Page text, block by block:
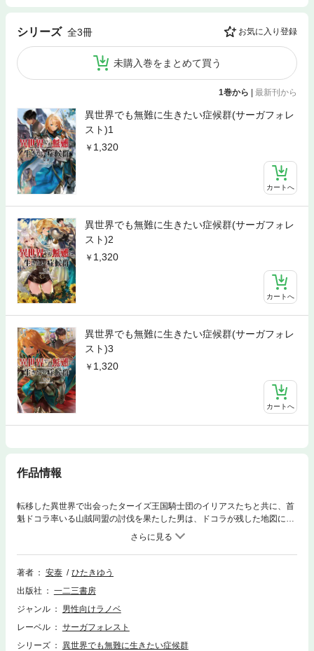
シリーズ 全3冊 お気に入り登録
未購入巻をまとめて買う
1巻から | 最新刊から
異世界でも無難に生きたい症候群(サーガフォレ
スト)1
1,320
カートへ
異世界でも無難に生きたい症候群(サーガフォレ
スト)2
1,320
カートへ
異世界でも無難に生きたい症候群(サーガフォレ
スト)3
1,320
カートへ
作品情報
転移した異世界で出会ったターイズ王国騎士団のイリアスたちと共に、首
魁ドコラ率いる山賊同盟の討伐を果たした男は、ドコラが残した地図に描
かれた場所で一冊の本を見つける。そこには過去に滅んだとされる魔王に
関することが書かれていた。その後本を解読できる男を暗殺すべく、魔王
の下で暗躍するラーハイトが送り込んだ暗部たちを返り討ちにしたイリア
スたち一行。こうしてターイズの危機は去ったかに思えたが、収穫祭に更
著者 安泰
ひたきゆう
出版社
一二三書房
ジャンル
男性向けラノベ
レーベル
サーガフォレスト
シリーズ
異世界でも無難に生きたい症候群